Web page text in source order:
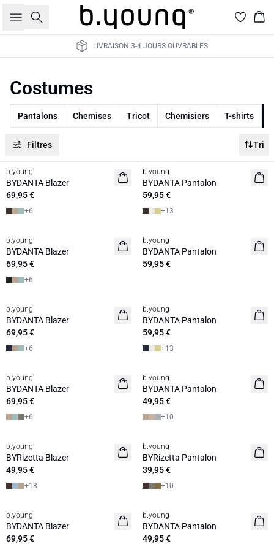
Rechercher
LIVRAISON 3-4 JOURS OUVRABLES
Costumes
Pantalons Chemises Tricot Chemisiers T-shirts
Filtres Tri
b.young
BYDANTA Blazer
69,95 €
+6
b.young
BYDANTA Pantalon
59,95 €
+13
b.young
BYDANTA Blazer
69,95 €
+6
b.young
BYDANTA Pantalon
59,95 €
b.young
BYDANTA Blazer
69,95 €
+6
b.young
BYDANTA Pantalon
59,95 €
+13
b.young
BYDANTA Blazer
69,95 €
+6
b.young
BYDANTA Pantalon
49,95 €
+10
b.young
BYRizetta Blazer
49,95 €
+18
b.young
BYRizetta Pantalon
39,95 €
+10
b.young
BYDANTA Blazer
69,95 €
b.young
BYDANTA Pantalon
49,95 €